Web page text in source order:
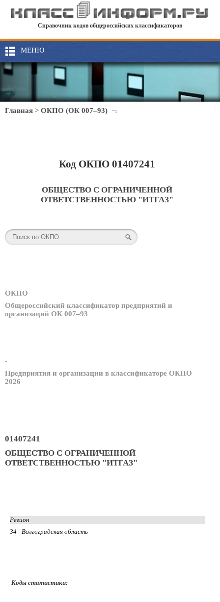
Справочник кодов общероссийских классификаторов
МЕНЮ
Главная > ОКПО (ОК 007–93)
Код ОКПО 01407241
ОБЩЕСТВО С ОГРАНИЧЕННОЙ
ОТВЕТСТВЕННОСТЬЮ "ИТГАЗ"
ОКПО
Общероссийский классификатор предприятий и
организаций ОК 007–93
-
Предприятия и организации в классификаторе ОКПО
2026
01407241
ОБЩЕСТВО С ОГРАНИЧЕННОЙ
ОТВЕТСТВЕННОСТЬЮ "ИТГАЗ"
Регион
34 - Волгоградская область
Коды статистики: